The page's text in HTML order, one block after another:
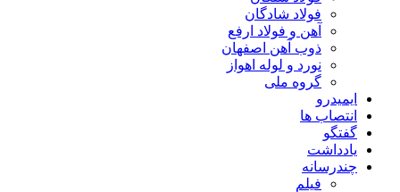
فولاد شادگان
آهن و فولاد ارفع
ذوب آهن اصفهان
نورد و لوله اهواز
گروه ملی
ایمیدرو
انتصاب ها
گفتگو
یادداشت
چندرسانه
فیلم